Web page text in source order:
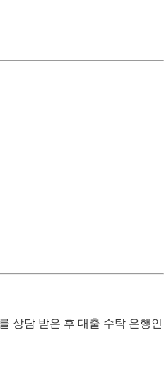
상담 받은 후 대출 수탁 은행인